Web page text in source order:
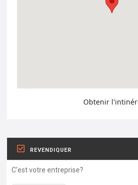
Obtenir
REVENDIQUER
C'est votre entreprise?